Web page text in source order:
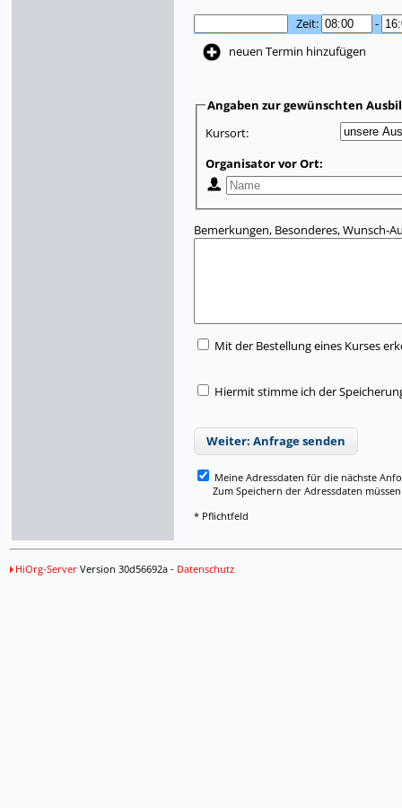
Zeit:
-
neuen Termin hinzufügen
Angaben zur gewünschten
Kursort:
Organisator vor Ort:
Bemerkungen, Besonderes, Wunsch-
Mit der Bestellung eines Kurses
Hiermit stimme ich der
Weiter: Anfrage senden
Meine Adressdaten für die nächste
Zum Speichern der Adressdaten müssen
* Pflichtfeld
HiOrg-ServerVersion 30d56692a - Datenschutz